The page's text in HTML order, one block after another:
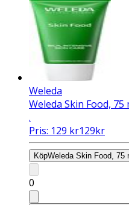
Weleda
Weleda Skin Food, 75
.
Pris: 129 kr129kr
KöpWeleda Skin Food, 75
0